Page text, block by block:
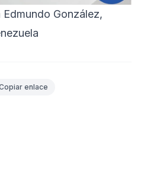
González,
enlace